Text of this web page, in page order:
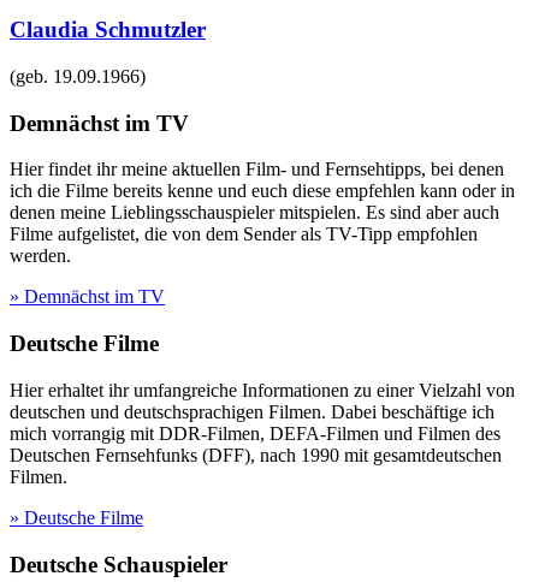
Claudia Schmutzler
(geb. 19.09.1966)
Demnächst im TV
Hier findet ihr meine aktuellen Film- und Fernsehtipps, bei denen
ich die Filme bereits kenne und euch diese empfehlen kann oder in
denen meine Lieblingsschauspieler mitspielen. Es sind aber auch
Filme aufgelistet, die von dem Sender als TV-Tipp empfohlen
werden.
» Demnächst im TV
Deutsche Filme
Hier erhaltet ihr umfangreiche Informationen zu einer Vielzahl von
deutschen und deutschsprachigen Filmen. Dabei beschäftige ich
mich vorrangig mit DDR-Filmen, DEFA-Filmen und Filmen des
Deutschen Fernsehfunks (DFF), nach 1990 mit gesamtdeutschen
Filmen.
» Deutsche Filme
Deutsche Schauspieler